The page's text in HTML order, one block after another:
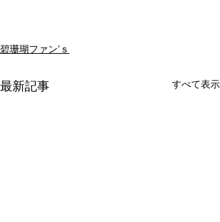
碧珊瑚ファン’ｓ
最新記事 すべて表示